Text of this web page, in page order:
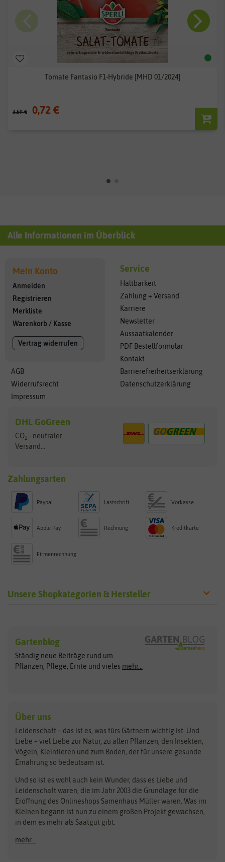
Tomate Fantasio F1-Hybride [MHD 01/2024]
3,59 € 0,72 €
Alle Informationen im Überblick
Mein Konto
Anmelden
Registrieren
Merkliste
Warenkorb / Kasse
Vertrag widerrufen
AGB
Widerrufsrecht
Impressum
Service
Haltbarkeit
Zahlung + Versand
Karriere
Newsletter
Aussaatkalender
PDF Bestellformular
Kontakt
Barrierefreiheitserklärung
Datenschutzerklärung
DHL GoGreen
CO2 - neutraler
Versand...
Zahlungsarten
Paypal Lastschrift Vorkasse
Apple Pay Rechnung Kreditkarte
Firmenrechnung
Unsere Shopkategorien & Hersteller
Exotische Samen
Gemüsesamen
Gründünger
Kräutersamen
Obstsamen
Pilzbrut
Rasensamen
Steckzwiebeln
Zimmer & Kübelpflanzen
Kataloge
Schnäppchen
Anzucht & Gartenzubehör
Anzuchtschalen
Arche Noah
ASB Greenworld
Benary
Bingenheimer Saatgut
Bionana
BIOWOL
Blumicorn
Bûten Birds
Clever Pots
COMPO
Dürr-Samen
Feldsaaten Freudenberger
Fertil
Flora Elite
Gartenblog
Ständig neue Beiträge rund um
Pflanzen, Pflege, Ernte und vieles mehr...
Über uns
Leidenschaft – das ist es, was fürs Gärtnern wichtig ist. Und
Liebe – viel Liebe zur Natur, zu allen Pflanzen, den Insekten,
Vögeln, Kleintieren und zum Boden, der für unsere gesunde
Ernährung so bedeutsam ist.
Und so ist es wohl auch kein Wunder, dass es Liebe und
Leidenschaft waren, die im Jahr 2003 die Grundlage für die
Eröffnung des Onlineshops Samenhaus Müller waren. Was im
Kleinen begann ist nun zu einem großen Projekt gewachsen,
in dem es mehr als Saatgut gibt.
mehr...